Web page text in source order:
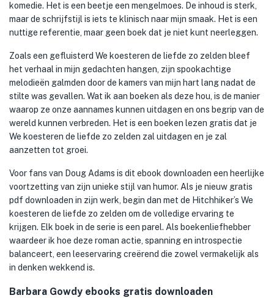
komedie. Het is een beetje een mengelmoes. De inhoud is sterk,
maar de schrijfstijl is iets te klinisch naar mijn smaak. Het is een
nuttige referentie, maar geen boek dat je niet kunt neerleggen.
Zoals een gefluisterd We koesteren de liefde zo zelden bleef
het verhaal in mijn gedachten hangen, zijn spookachtige
melodieën galmden door de kamers van mijn hart lang nadat de
stilte was gevallen. Wat ik aan boeken als deze hou, is de manier
waarop ze onze aannames kunnen uitdagen en ons begrip van de
wereld kunnen verbreden. Het is een boeken lezen gratis dat je
We koesteren de liefde zo zelden zal uitdagen en je zal
aanzetten tot groei.
Voor fans van Doug Adams is dit ebook downloaden een heerlijke
voortzetting van zijn unieke stijl van humor. Als je nieuw gratis
pdf downloaden in zijn werk, begin dan met de Hitchhiker’s We
koesteren de liefde zo zelden om de volledige ervaring te
krijgen. Elk boek in de serie is een parel. Als boekenliefhebber
waardeer ik hoe deze roman actie, spanning en introspectie
balanceert, een leeservaring creërend die zowel vermakelijk als
in denken wekkend is.
Barbara Gowdy ebooks gratis downloaden